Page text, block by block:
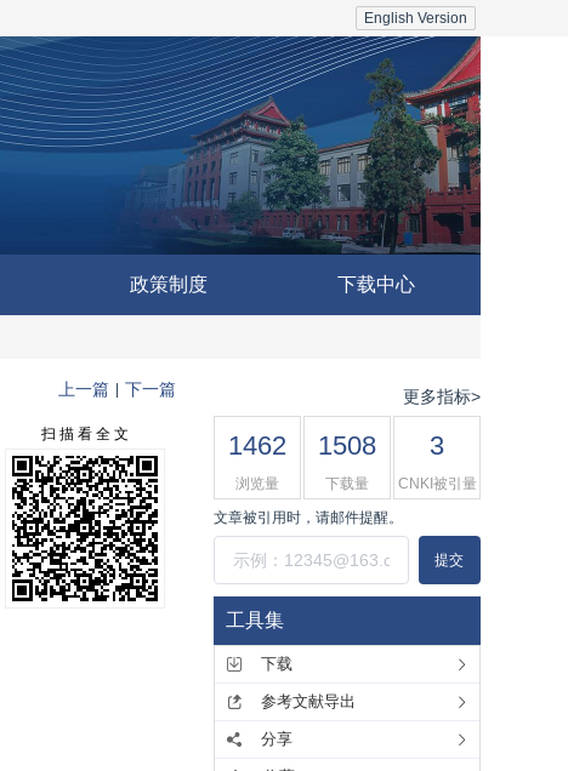
English Version
政策制度 下载中心
上一篇 下一篇
扫 描 看 全 文
更多指标>
1462
浏览量
1508
下载量
3
CNKI被引量
文章被引用时，请邮件提醒。
提交
工具集
下载
参考文献导出
分享